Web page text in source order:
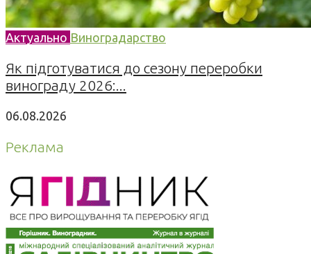
Актуально Виноградарство
Як підготуватися до сезону переробки
винограду 2026:...
06.08.2026
Реклама